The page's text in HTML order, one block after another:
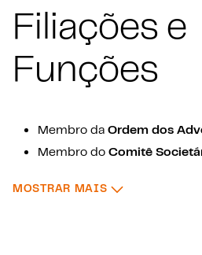
Filiações e
Funções
Membro da Ordem dos
Membro do Comitê
Membro doComitê de
MOSTRAR MAIS : FILIAÇÕES